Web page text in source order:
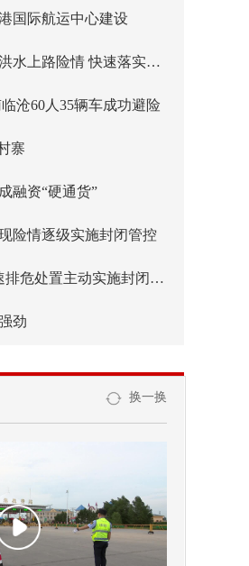
国际航运中心建设
内蒙古丹锡高速发现洪水上路险情 快速落实主线封闭管控
沧60人35辆车成功避险
寨
融资“硬通货”
险情逐级实施封闭管控
甘肃205省道抓好快速排危处置主动实施封闭管控
劲
换一换